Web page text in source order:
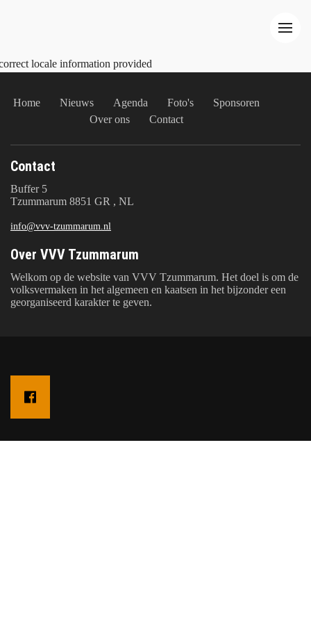
locale information provided
Home Nieuws Agenda Foto's
Sponsoren
Over ons
Contact
Contact
Buffer 5
Tzummarum 8851 GR , NL
info@vvv-tzummarum.nl
Over VVV Tzummarum
Welkom op de website van VVV Tzummarum. Het doel is om de
volksvermaken in het algemeen en kaatsen in het bijzonder een
georganiseerd karakter te geven.